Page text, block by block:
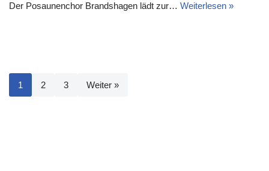
Der Posaunenchor Brandshagen lädt zur… Weiterlesen »
1 2 3 Weiter »